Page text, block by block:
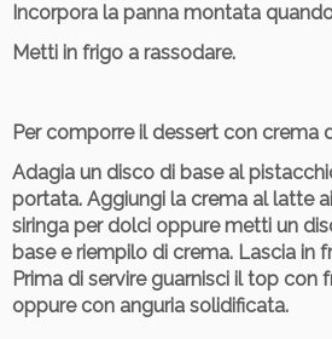
Incorpora la panna montata
Metti in frigo a rassodare.
Per comporre il dessert con crema
Adagia un disco di base al
portata. Aggiungi la crema al latte
siringa per dolci oppure metti un
base e riempilo di crema. Lascia in
Prima di servire guarnisci il top con
oppure con anguria solidificata.